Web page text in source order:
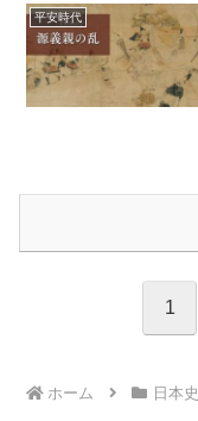
平安時代
1
ホーム 日本史